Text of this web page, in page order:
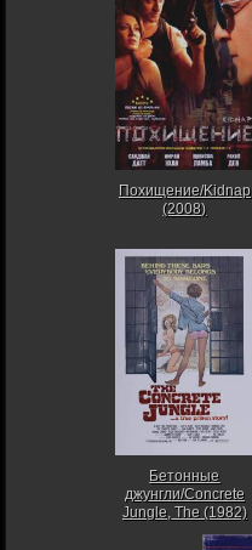
Похищение/Kidnap
(2008)
Бетонные
джунгли/Concrete
Jungle, The (1982)